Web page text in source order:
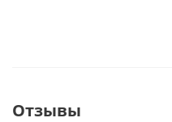
Отзывы